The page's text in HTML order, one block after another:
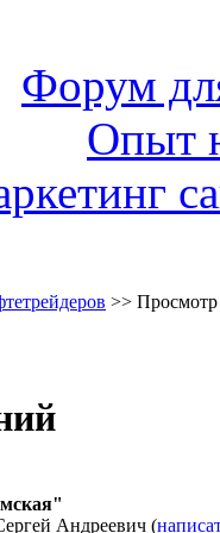
Форум
Опыт
>>
Андреевич (